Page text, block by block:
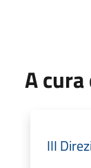
A cura
III